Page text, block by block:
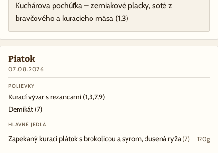
Kuchárova pochúťka – zemiakové placky, soté z
bravčového a kuracieho mäsa (1,3)
Piatok
07.08.2026
POLIEVKY
Kurací vývar s rezancami (1,3,7,9)
Demikát (7)
HLAVNÉ JEDLÁ
Zapekaný kurací plátok s brokolicou a syrom, dusená ryža (7) 120g